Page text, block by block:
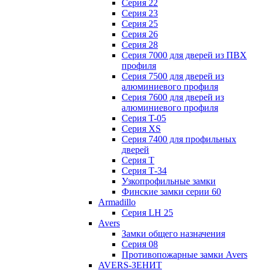
Серия 22
Серия 23
Серия 25
Серия 26
Серия 28
Серия 7000 для дверей из ПВХ
профиля
Серия 7500 для дверей из
алюминиевого профиля
Серия 7600 для дверей из
алюминиевого профиля
Серия T-05
Серия XS
Серия 7400 для профильных
дверей
Серия Т
Серия Т-34
Узкопрофильные замки
Финские замки серии 60
Armadillo
Серия LH 25
Avers
Замки общего назначения
Серия 08
Противопожарные замки Avers
AVERS-ЗЕНИТ